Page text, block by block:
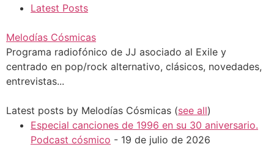
Latest Posts
Melodías Cósmicas
Programa radiofónico de JJ asociado al Exile y
centrado en pop/rock alternativo, clásicos, novedades,
entrevistas...
Latest posts by Melodías Cósmicas (see all)
Especial canciones de 1996 en su 30 aniversario.
Podcast cósmico - 19 de julio de 2026